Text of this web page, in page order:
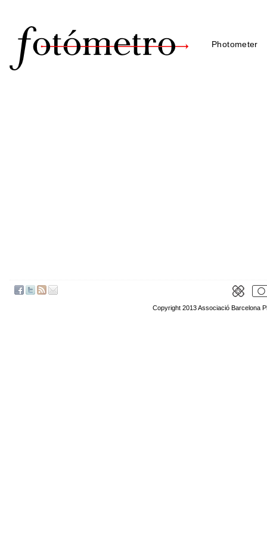
Photometer
Copyright 2013 Associació Barcelona